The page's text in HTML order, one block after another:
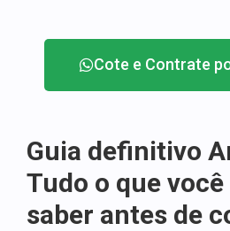
Cote e Contrate
Guia definitivo
Tudo o que
saber antes de